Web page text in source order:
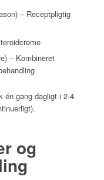
– Receptpligtig
– Kombineret
én gang dagligt i 2-4
og